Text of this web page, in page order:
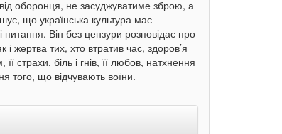
оборонця, не засуджуватиме зброю, а
що українська культура має
питання. Він без цензури розповідає про
жертва тих, хто втратив час, здоров’я
страхи, біль і гнів, її любов, натхнення
того, що відчувають воїни.